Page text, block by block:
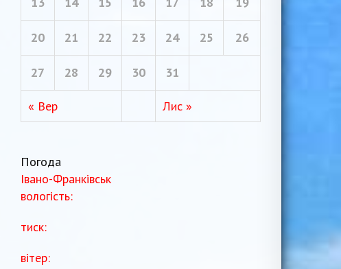
« Вер Лис »
20 21 22 23 24 25 26
27 28 29 30 31
Погода
Івано-Франківськ
вологість:
тиск:
вітер: